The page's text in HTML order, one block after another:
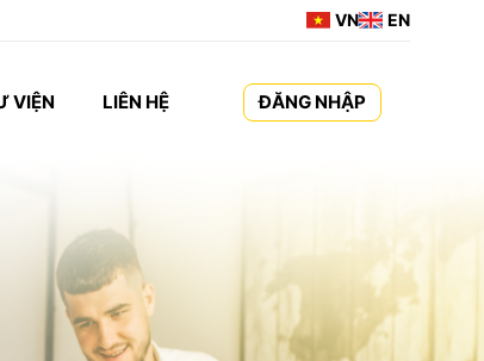
VN EN
VIỆN LIÊN HỆ ĐĂNG NHẬP